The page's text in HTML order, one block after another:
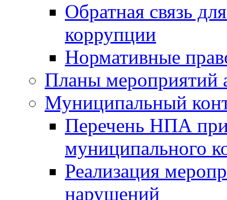
Обратная связь
коррупции
Нормативные
Планы мероприятий
Муниципальный
Перечень НПА
муниципального
Реализация
нарушений